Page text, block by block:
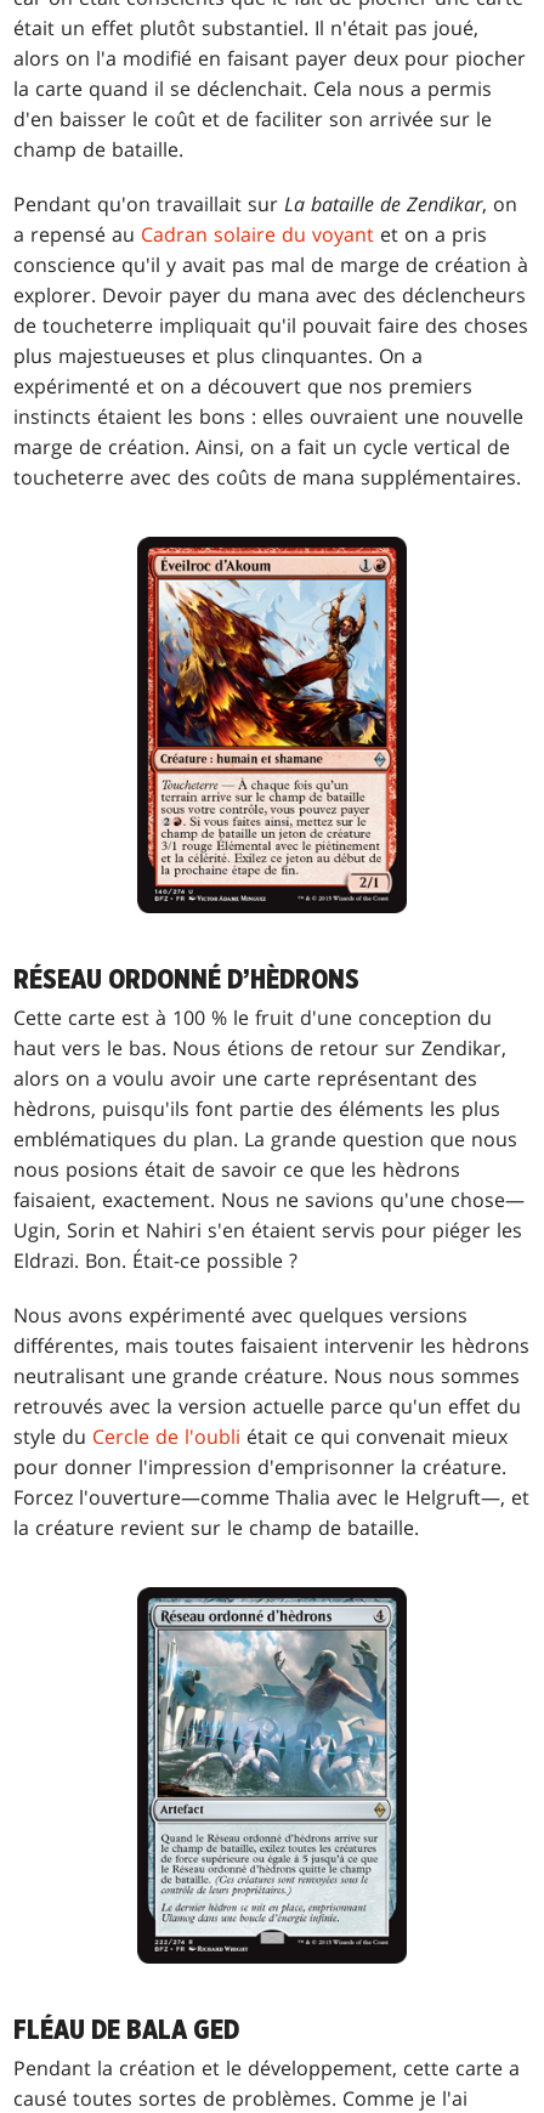
était un effet plutôt substantiel. Il n'était pas joué,
alors on l'a modifié en faisant payer deux pour piocher
la carte quand il se déclenchait. Cela nous a permis
d'en baisser le coût et de faciliter son arrivée sur le
champ de bataille.
Pendant qu'on travaillait surLa bataille de Zendikar, on
a repensé au Cadran solaire du voyant et on a pris
conscience qu'il y avait pas mal de marge de création à
explorer. Devoir payer du mana avec des déclencheurs
de toucheterre impliquait qu'il pouvait faire des choses
plus majestueuses et plus clinquantes. On a
expérimenté et on a découvert que nos premiers
instincts étaient les bons : elles ouvraient une nouvelle
marge de création. Ainsi, on a fait un cycle vertical de
toucheterre avec des coûts de mana supplémentaires.
RÉSEAU ORDONNÉ D’HÈDRONS
Cette carte est à 100 % le fruit d'une conception du
haut vers le bas. Nous étions de retour sur Zendikar,
alors on a voulu avoir une carte représentant des
hèdrons, puisqu'ils font partie des éléments les plus
emblématiques du plan. La grande question que nous
nous posions était de savoir ce que les hèdrons
faisaient, exactement. Nous ne savions qu'une chose—
Ugin, Sorin et Nahiri s'en étaient servis pour piéger les
Eldrazi. Bon. Était-ce possible ?
Nous avons expérimenté avec quelques versions
différentes, mais toutes faisaient intervenir les hèdrons
neutralisant une grande créature. Nous nous sommes
retrouvés avec la version actuelle parce qu'un effet du
style du Cercle de l'oubli était ce qui convenait mieux
pour donner l'impression d'emprisonner la créature.
Forcez l'ouverture—comme Thalia avec le Helgruft—, et
la créature revient sur le champ de bataille.
FLÉAU DE BALA GED
Pendant la création et le développement, cette carte a
causé toutes sortes de problèmes. Comme je l'ai